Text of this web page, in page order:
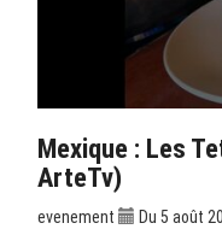
Mexique : Les
ArteTv)
evenement
Du 5 août